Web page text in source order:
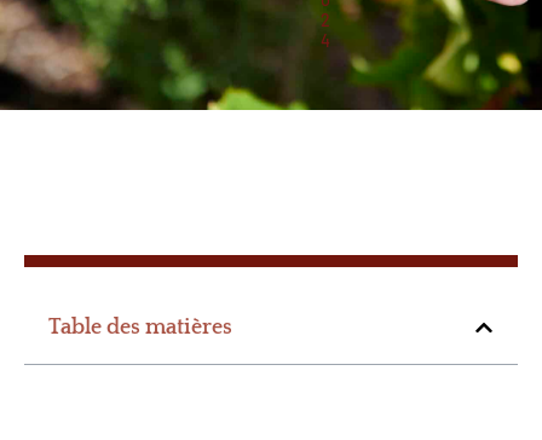
2
4
Table des matières